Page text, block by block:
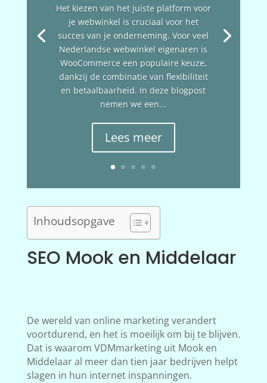
Het kiezen van het juiste platform voor
je webwinkel is cruciaal voor het
succes van je onderneming. Voor veel
Nederlandse webwinkel eigenaren is
WooCommerce een populaire keuze,
dankzij de combinatie van flexibiliteit
en betaalbaarheid. In deze blogpost
nemen we een...
Lees meer
Inhoudsopgave
SEO Mook en Middelaar
De wereld van online marketing verandert
voortdurend, en het is moeilijk om bij te blijven.
Dat is waarom VDMmarketing uit Mook en
Middelaar al meer dan tien jaar bedrijven helpt
slagen in hun internet inspanningen.